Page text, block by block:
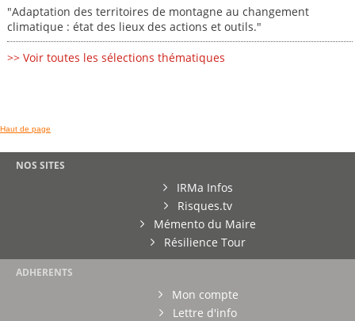
"Adaptation des territoires de montagne au changement
climatique : état des lieux des actions et outils."
>> Voir toutes les sélections thématiques
Haut de page
NOS SITES
IRMa Infos
Risques.tv
Mémento du Maire
Résilience Tour
ADHERENTS
Mon compte
Lettre d'info